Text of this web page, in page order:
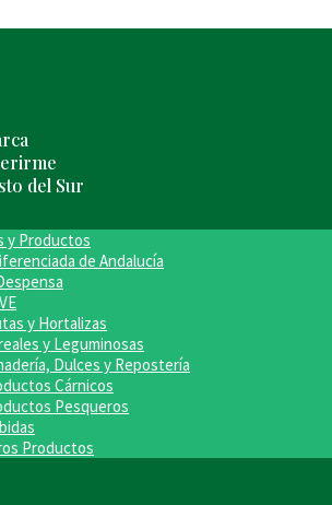
del Sur
y Productos
de Andalucía
y Hortalizas
y Leguminosas
Dulces y Repostería
Cárnicos
Pesqueros
Productos